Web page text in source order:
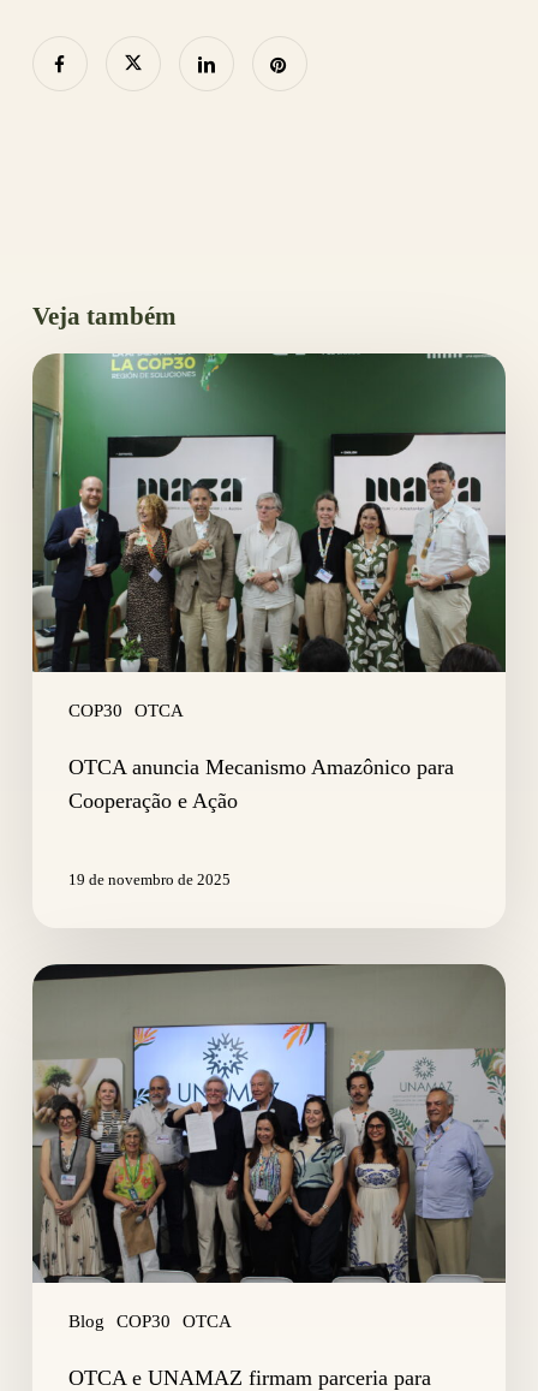
Veja também
COP30 OTCA
OTCA
Mecanismo
Amazônico
para
Cooperação
Ação
OTCA anuncia Mecanismo Amazônico para
Cooperação e Ação
19 de novembro de 2025
Blog COP30 OTCA
OTCA
firmam
parceria
para
impulsionar
uma
agenda
regional
ciência
inovação
Amazônia
OTCA e UNAMAZ firmam parceria para